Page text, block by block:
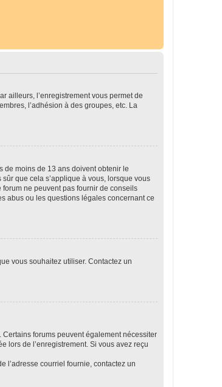
ailleurs, l’enregistrement vous permet de
l’adhésion à des groupes, etc. La
de moins de 13 ans doivent obtenir le
que cela s’applique à vous, lorsque vous
ne peuvent pas fournir de conseils
abus ou les questions légales concernant ce
vous souhaitez utiliser. Contactez un
forums peuvent également nécessiter
lors de l’enregistrement. Si vous avez reçu
l’adresse courriel fournie, contactez un